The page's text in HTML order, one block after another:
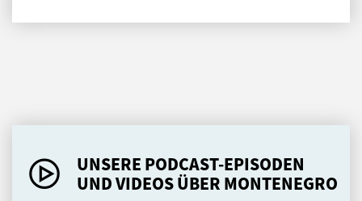
UNSERE PODCAST-EPISODEN
UND VIDEOS ÜBER MONTENEGRO